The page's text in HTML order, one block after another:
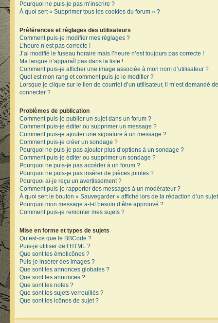
Pourquoi ne puis-je pas m’inscrire ?
À quoi sert « Supprimer tous les cookies du forum » ?
Préférences et réglages des utilisateurs
Comment puis-je modifier mes réglages ?
L’heure n’est pas correcte !
J’ai modifié le fuseau horaire mais l’heure n’est toujours pas correcte !
Ma langue n’apparaît pas dans la liste !
Comment puis-je afficher une image associée à mon nom d’utilisateur ?
Quel est mon rang et comment puis-je le modifier ?
Lorsque je clique sur le lien de courriel d’un utilisateur, il m’est demandé
connecter ?
Problèmes de publication
Comment puis-je publier un sujet dans un forum ?
Comment puis-je éditer ou supprimer un message ?
Comment puis-je ajouter une signature à un message ?
Comment puis-je créer un sondage ?
Pourquoi ne puis-je pas ajouter plus d’options à un sondage ?
Comment puis-je éditer ou supprimer un sondage ?
Pourquoi ne puis-je pas accéder à un forum ?
Pourquoi ne puis-je pas insérer de pièces jointes ?
Pourquoi ai-je reçu un avertissement ?
Comment puis-je rapporter des messages à un modérateur ?
À quoi sert le bouton « Sauvegarder » affiché lors de la rédaction d’un
Pourquoi mon message a-t-il besoin d’être approuvé ?
Comment puis-je remonter mes sujets ?
Mise en forme et types de sujets
Qu’est-ce que le BBCode ?
Puis-je utiliser de l’HTML ?
Que sont les émoticônes ?
Puis-je insérer des images ?
Que sont les annonces globales ?
Que sont les annonces ?
Que sont les notes ?
Que sont les sujets verrouillés ?
Que sont les icônes de sujet ?